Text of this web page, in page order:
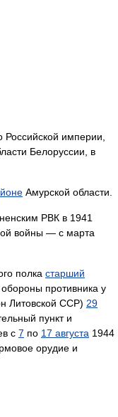
империи,
Белоруссии, в
Амурской области.
РВК в 1941
войны — с марта
полка старший
противника у
Литовской ССР) 29
пункт и
с 7 по 17 августа 1944
орудие и